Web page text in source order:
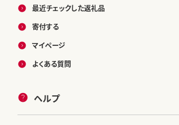
最近チェックした返礼品
寄付する
マイページ
よくある質問
ヘルプ